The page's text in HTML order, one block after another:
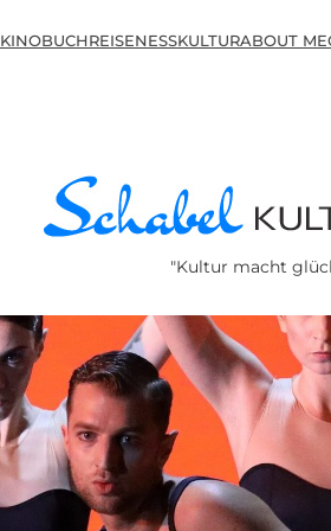
KINOBUCHREISENESSKULTURABOUT ME
"Kultur macht